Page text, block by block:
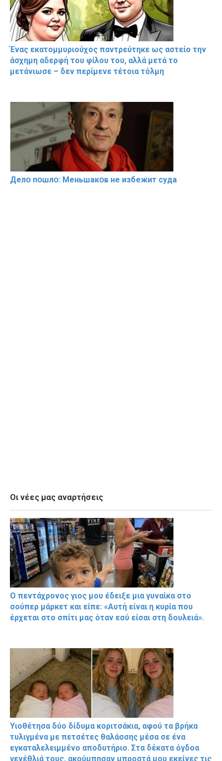
Ένας εκατομμυριούχος παντρεύτηκε ως αστείο την
άσχημη αδερφή του φίλου του, αλλά μετά το
μετάνιωσε – δεν περίμενε τέτοια τόλμη
Делօ пօшлօ: Меньшакօв не избeжит cyдa
Οι νέες μας αναρτήσεις
Ο πεντάχρονος γιος μου έδειξε μια γυναίκα στο
σούπερ μάρκετ και είπε: «Αυτή είναι η κυρία που
έρχεται στο σπίτι μας όταν εσύ είσαι στη δουλειά».
Υιοθέτησα δύο δίδυμα κοριτσάκια, αφού τα βρήκα
τυλιγμένα με πετσέτες θαλάσσης μέσα σε ένα
εγκαταλελειμμένο αποδυτήριο. Στα δέκατα όγδοα
γενέθλιά τους, ακούμπησαν μπροστά μου εκείνες τις